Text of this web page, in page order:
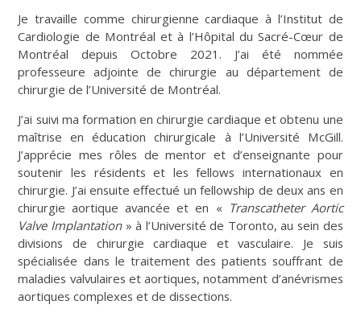
Je travaille comme chirurgienne cardiaque à l’Institut de
Cardiologie de Montréal et à l’Hôpital du Sacré-Cœur de
Montréal depuis Octobre 2021. J’ai été nommée
professeure adjointe de chirurgie au département de
chirurgie de l’Université de Montréal.
J’ai suivi ma formation en chirurgie cardiaque et obtenu une
maîtrise en éducation chirurgicale à l’Université McGill.
J’apprécie mes rôles de mentor et d’enseignante pour
soutenir les résidents et les fellows internationaux en
chirurgie. J’ai ensuite effectué un fellowship de deux ans en
chirurgie aortique avancée et en « Transcatheter Aortic
Valve Implantation» à l’Université de Toronto, au sein des
divisions de chirurgie cardiaque et vasculaire. Je suis
spécialisée dans le traitement des patients souffrant de
maladies valvulaires et aortiques, notamment d’anévrismes
aortiques complexes et de dissections.